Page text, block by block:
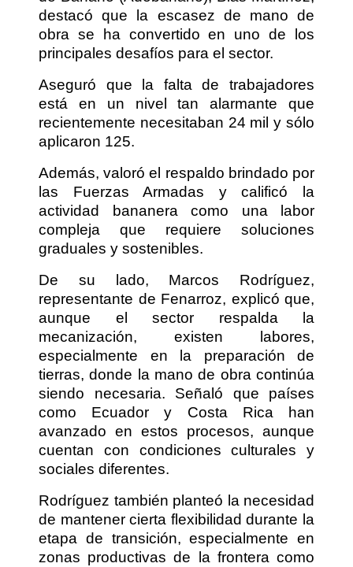
destacó que la escasez de mano de
obra se ha convertido en uno de los
principales desafíos para el sector.
Aseguró que la falta de trabajadores
está en un nivel tan alarmante que
recientemente necesitaban 24 mil y sólo
aplicaron 125.
Además, valoró el respaldo brindado por
las Fuerzas Armadas y calificó la
actividad bananera como una labor
compleja que requiere soluciones
graduales y sostenibles.
De su lado, Marcos Rodríguez,
representante de Fenarroz, explicó que,
aunque el sector respalda la
mecanización, existen labores,
especialmente en la preparación de
tierras, donde la mano de obra continúa
siendo necesaria. Señaló que países
como Ecuador y Costa Rica han
avanzado en estos procesos, aunque
cuentan con condiciones culturales y
sociales diferentes.
Rodríguez también planteó la necesidad
de mantener cierta flexibilidad durante la
etapa de transición, especialmente en
zonas productivas de la frontera como